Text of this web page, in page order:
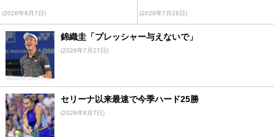
(2026年8月7日) (2026年7月28日)
錦織圭「プレッシャー与えないで」
(2026年7月27日)
セリーナ以来最速で今季ハード25勝
(2026年8月7日)